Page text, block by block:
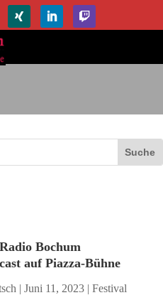
Bochum
auf Piazza-Bühne
| Juni 11, 2023| Festival